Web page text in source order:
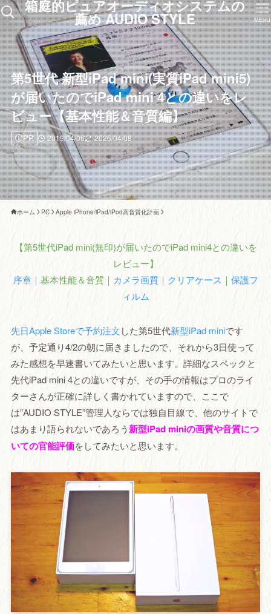
箱庭的ピュアオーディオシステムの
薦め AUDIO STYLE MENU
第5世代 新型iPad mini(実質iPad mini5)
が届いたのでiPad mini 4との違いをレ
ビュー【基本性能＆音質編】
PR 2019/04/06 2026/04/08
ホーム PC Apple iPhone/iPad/iPod高音質化計画
【第5世代iPad mini(無印)が届いたのでiPad mini4との違いを
レビュー】
序章｜基本性能＆音質｜ カメラ画質｜ クリアケース ｜ 保護フ
ィルム
先日Apple Storeで予約注文した第5世代新型iPad miniです
が、予定通り4/2の朝に届きましたので、それから3日使って
みた感想を早速書いてみたいと思います。詳細なスペックと
先代iPad mini 4との違いですが、その手の情報はプロのライ
ターさんが正確に詳しく書かれていますので、ここで
は”AUDIO STYLE”管理人ならでは独自目線で、他のサイトで
はあまり語られないであろう新型iPad miniの画質や音質につ
いての官能評価をしてみたいと思います。